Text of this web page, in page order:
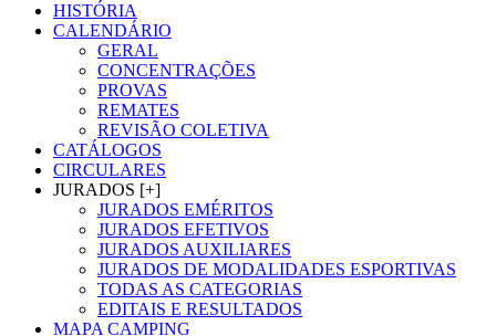
HISTÓRIA
CALENDÁRIO
GERAL
CONCENTRAÇÕES
PROVAS
REMATES
REVISÃO COLETIVA
CATÁLOGOS
CIRCULARES
JURADOS [+]
JURADOS EMÉRITOS
JURADOS EFETIVOS
JURADOS AUXILIARES
JURADOS DE MODALIDADES ESPORTIVAS
TODAS AS CATEGORIAS
EDITAIS E RESULTADOS
MAPA CAMPING